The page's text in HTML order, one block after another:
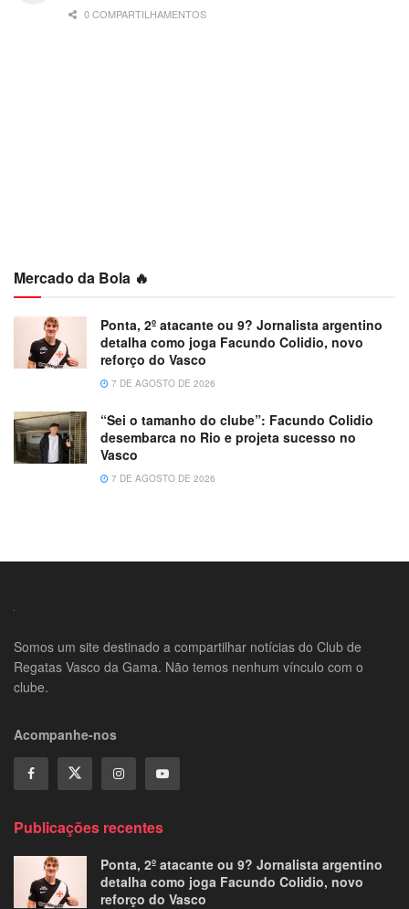
0 COMPARTILHAMENTOS
Mercado da Bola 🔥
Ponta, 2º atacante ou 9? Jornalista argentino
detalha como joga Facundo Colidio, novo
reforço do Vasco
7 DE AGOSTO DE 2026
“Sei o tamanho do clube”: Facundo Colidio
desembarca no Rio e projeta sucesso no
Vasco
7 DE AGOSTO DE 2026
Somos um site destinado a compartilhar notícias do Club de
Regatas Vasco da Gama. Não temos nenhum vínculo com o
clube.
Acompanhe-nos
Publicações recentes
Ponta, 2º atacante ou 9? Jornalista argentino
detalha como joga Facundo Colidio, novo
reforço do Vasco